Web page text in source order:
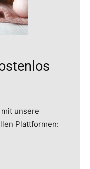
unsere
Plattformen: